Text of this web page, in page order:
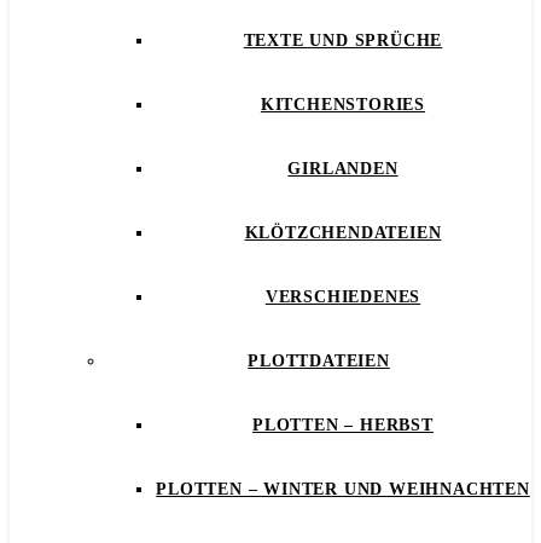
TEXTE UND SPRÜCHE
KITCHENSTORIES
GIRLANDEN
KLÖTZCHENDATEIEN
VERSCHIEDENES
PLOTTDATEIEN
PLOTTEN – HERBST
PLOTTEN – WINTER UND WEIHNACHTEN